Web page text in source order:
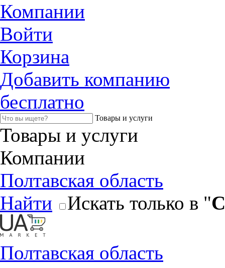
Компании
Войти
Корзина
Добавить компанию
бесплатно
Товары и услуги
Товары и услуги
Компании
Полтавская область
Найти
Искать только в "
Полтавская область